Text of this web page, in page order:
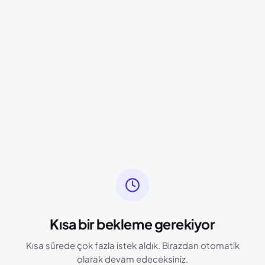
Kısa bir bekleme gerekiyor
Kısa sürede çok fazla istek aldık. Birazdan otomatik
olarak devam edeceksiniz.